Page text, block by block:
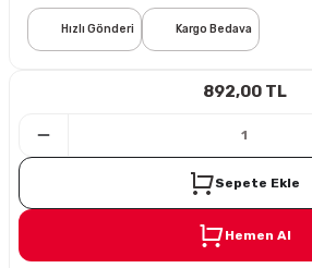
Hızlı Gönderi Kargo Bedava
892,00 TL
Sepete Ekle
Hemen Al